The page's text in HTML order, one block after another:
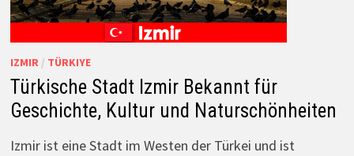
IZMIR/ TÜRKIYE
Türkische Stadt Izmir Bekannt für
Geschichte, Kultur und Naturschönheiten
Izmir ist eine Stadt im Westen der Türkei und ist